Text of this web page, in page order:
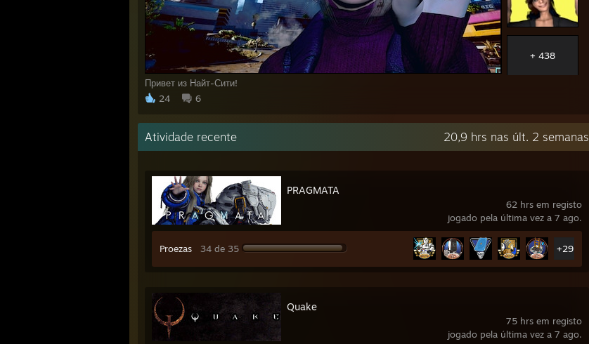
Привет из Найт-Сити!
24
6
+ 438
Atividade recente 20,9 hrs nas últ. 2 semanas
62 hrs em registo
jogado pela última vez a 7 ago.
PRAGMATA
Proezas 34 de 35 +29
75 hrs em registo
jogado pela última vez a 7 ago.
Quake